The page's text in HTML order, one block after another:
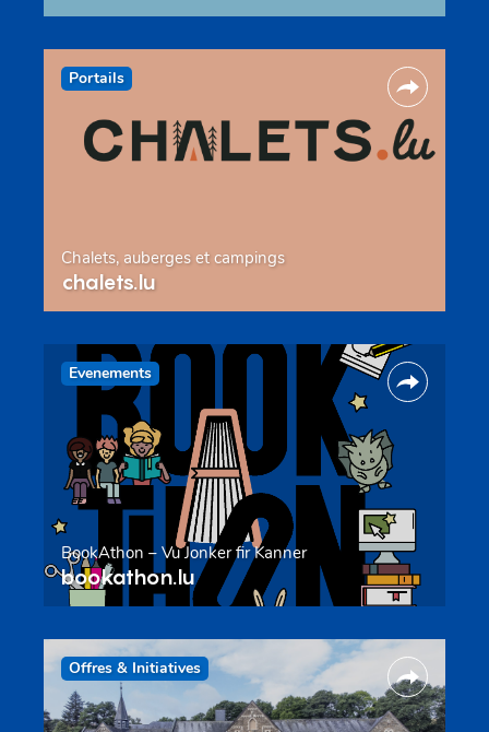
Portails
Chalets, auberges et campings
chalets.lu
Evenements
BookAthon – Vu Jonker fir Kanner
bookathon.lu
Offres & Initiatives